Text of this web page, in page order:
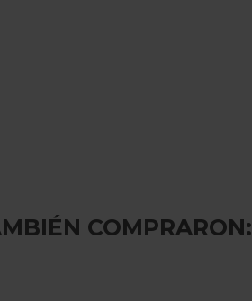
COMPRARON: